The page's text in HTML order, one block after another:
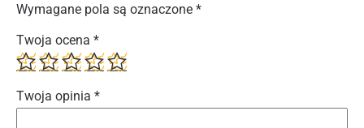
Wymagane pola są oznaczone *
Twoja ocena *
Twoja opinia *